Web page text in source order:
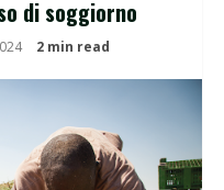
di soggiorno
2 min read